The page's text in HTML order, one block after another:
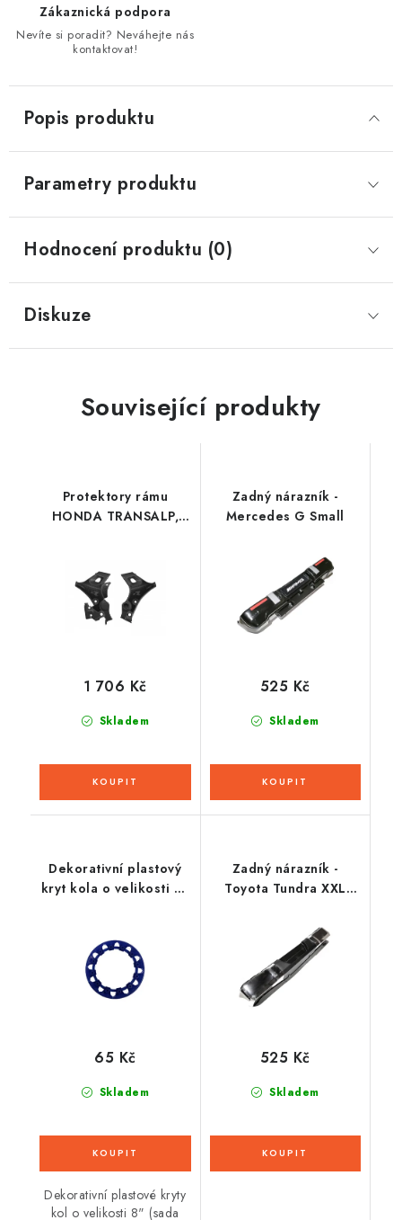
Zákaznická podpora
Nevíte si poradit? Neváhejte nás
kontaktovat!
Popis produktu
Parametry produktu
Hodnocení produktu (0)
Diskuze
Související produkty
Protektory rámu
HONDA TRANSALP,
Skladem
1 706 Kč
Zadný nárazník -
Mercedes G Small
Skladem
525 Kč
Dekorativní plastový
kryt kola o velikosti 8"
Skladem
65 Kč
Dekorativní plastové kryty
kol o velikosti 8" (sada
Zadný nárazník -
Toyota Tundra XXL
Skladem
525 Kč